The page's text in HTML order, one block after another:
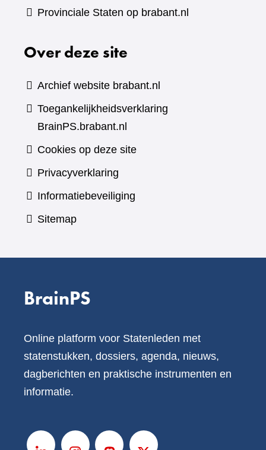
Provinciale Staten op brabant.nl
Over deze site
Archief website brabant.nl
Toegankelijkheidsverklaring
BrainPS.brabant.nl
Cookies op deze site
Privacyverklaring
Informatiebeveiliging
Sitemap
BrainPS
Online platform voor Statenleden met
statenstukken, dossiers, agenda, nieuws,
dagberichten en praktische instrumenten en
informatie.